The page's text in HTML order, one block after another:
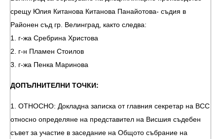
срещу Юлия Китанова Китанова Панайотова- съдия в
Районен съд гр. Велинград, както следва:
1. г-жа Сребрина Христова
2. г-н Пламен Стоилов
3. г-жа Пенка Маринова
ДОПЪЛНИТЕЛНИ ТОЧКИ:
1. ОТНОСНО: Докладна записка от главния секретар на ВСС
относно определяне на представител на Висшия съдебен
съвет за участие в заседание на Общото събрание на